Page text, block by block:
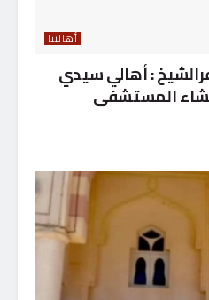
أهالينا
: أهالي سيدي
المستشفى